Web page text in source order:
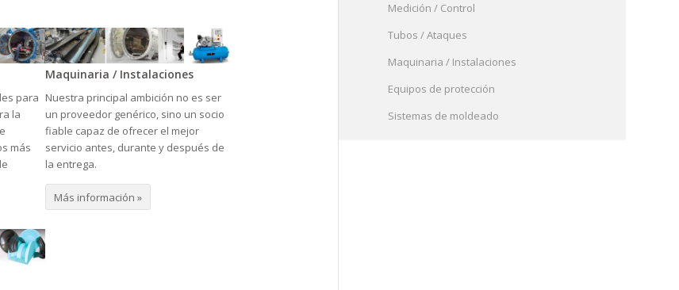
para
la
más
Maquinaria / Instalaciones
Nuestra principal ambición no es ser
un proveedor genérico, sino un socio
fiable capaz de ofrecer el mejor
servicio antes, durante y después de
la entrega.
Más información »
Medición / Control
Tubos / Ataques
Maquinaria / Instalaciones
Equipos de protección
Sistemas de moldeado